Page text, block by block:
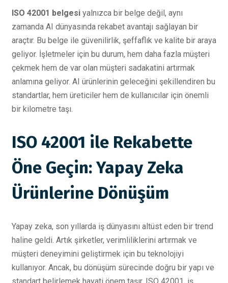
ISO 42001 belgesi yalnızca bir belge değil, aynı
zamanda AI dünyasında rekabet avantajı sağlayan bir
araçtır. Bu belge ile güvenilirlik, şeffaflık ve kalite bir araya
geliyor. İşletmeler için bu durum, hem daha fazla müşteri
çekmek hem de var olan müşteri sadakatini artırmak
anlamına geliyor. AI ürünlerinin geleceğini şekillendiren bu
standartlar, hem üreticiler hem de kullanıcılar için önemli
bir kilometre taşı.
ISO 42001 ile Rekabette
Öne Geçin: Yapay Zeka
Ürünlerine Dönüşüm
Yapay zeka, son yıllarda iş dünyasını altüst eden bir trend
haline geldi. Artık şirketler, verimliliklerini artırmak ve
müşteri deneyimini geliştirmek için bu teknolojiyi
kullanıyor. Ancak, bu dönüşüm sürecinde doğru bir yapı ve